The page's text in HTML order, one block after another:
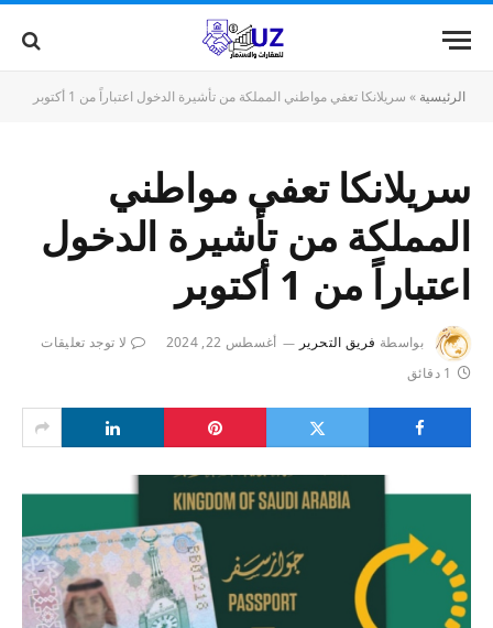
الرئيسية » سريلانكا تعفي مواطني المملكة من تأشيرة الدخول اعتباراً من 1 أكتوبر
سريلانكا تعفي مواطني
المملكة من تأشيرة الدخول
اعتباراً من 1 أكتوبر
بواسطة فريق التحرير أغسطس 22, 2024
لا توجد تعليقات
1 دقائق